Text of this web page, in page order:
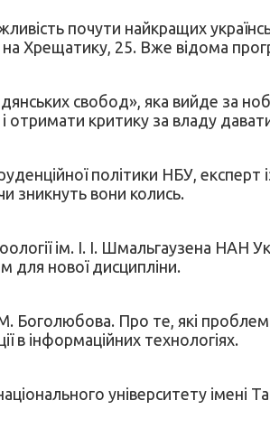
почути найкращих
Хрещатику, 25. Вже відома
свобод», яка вийде за
отримати критику за владу
політики НБУ, експерт
зникнуть вони колись.
ім. І. І. Шмальгаузена НАН
для нової дисципліни.
М. Боголюбова. Про те, які
в інформаційних технологіях.
університету